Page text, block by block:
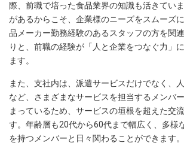
際、前職で培った食品業界の知識も活きてい
があるからこそ、企業様のニーズをスムーズ
品メーカー勤務経験のあるスタッフの方を関
りと、前職の経験が「人と企業をつなぐ力」
ます。
また、支社内は、派遣サービスだけでなく、
など、さまざまなサービスを担当するメンバ
まっているため、サービスの垣根を超えた交
す。年齢層も20代から60代まで幅広く、多様
を持つメンバーと日々関わることができます。